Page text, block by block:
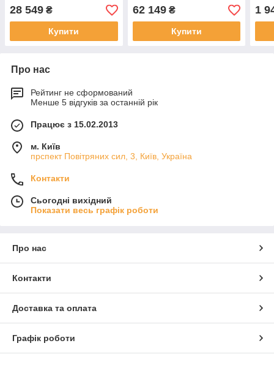
28 549 ₴
Купити
62 149₴
Купити
1
Про нас
Рейтинг не сформований
Менше 5 відгуків за останній рік
Працює з 15.02.2013
м. Київ
прспект Повітряних сил, 3, Київ, Україна
Контакти
Сьогодні вихідний
Показати весь графік роботи
Про нас
Контакти
Доставка та оплата
Графік роботи